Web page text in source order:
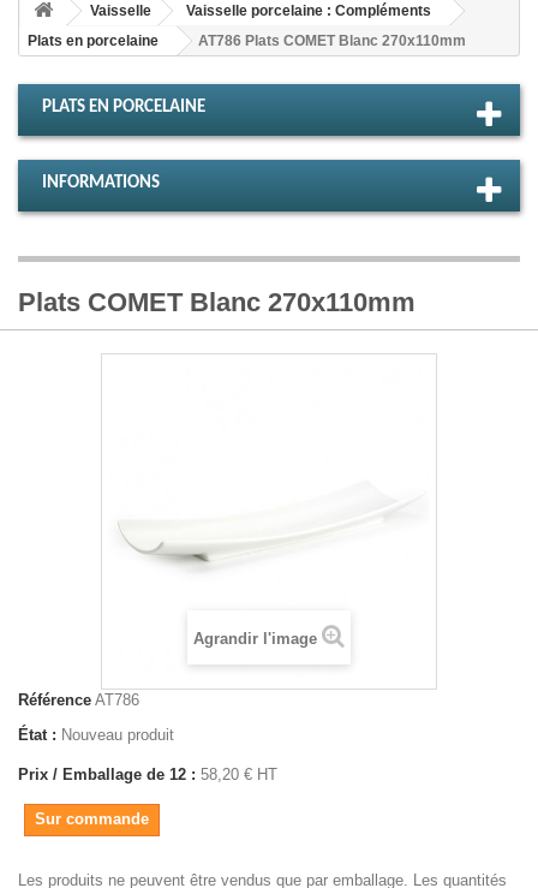
Vaisselle
Vaisselle porcelaine : Compléments
Plats en porcelaine
AT786 Plats COMET Blanc 270x110mm
PLATS EN PORCELAINE
INFORMATIONS
Plats COMET Blanc 270x110mm
Agrandir l'image
Référence AT786
État : Nouveau produit
Prix / Emballage de 12 : 58,20 € HT
Sur commande
Les produits ne peuvent être vendus que par emballage. Les quantités